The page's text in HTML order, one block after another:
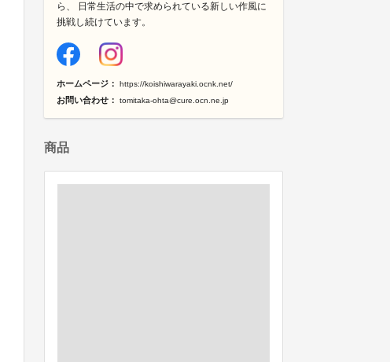
ら、 日常生活の中で求められている新しい作風に
挑戦し続けています。
ホームページ： https://koishiwarayaki.ocnk.net/
お問い合わせ： tomitaka-ohta@cure.ocn.ne.jp
商品